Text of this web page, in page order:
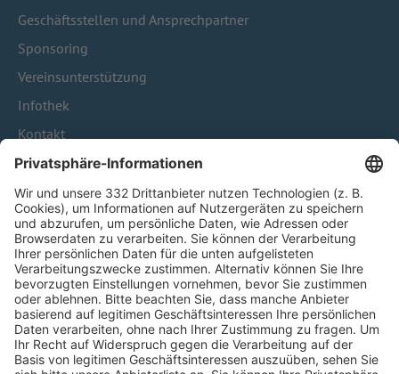
Geschäftsstellen und Ansprechpartner
Sponsoring
Vereinsunterstützung
Infothek
Kontakt
HÄUFIG BESUCHTE SEITEN
Pässe und Vereinswechsel
Trainerausbildung
Schulungsangebot Vereinsmitarbeiter
BFV-Geschäftsstellen
Trainerbörse
Login SpielPlus